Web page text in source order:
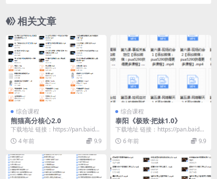
相关文章
综合课程
熊猫高分核心2.0
下载地址 链接：https://pan.baidu.
com/s/1EvQDOmC...
4 年前 9.9
综合课程
泰阳《极致·把妹1.0》
下载地址 链接：https://pan.baidu.
com/s/19yhqDHy...
6 年前 9.9